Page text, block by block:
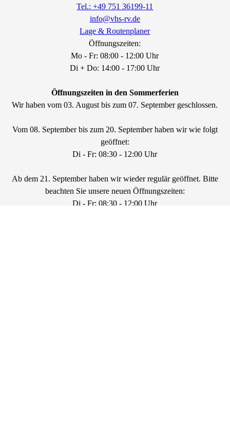
Tel.: +49 751 36199-11
info@vhs-rv.de
Lage & Routenplaner
Öffnungszeiten:
Mo - Fr: 08:00 - 12:00 Uhr
Di + Do: 14:00 - 17:00 Uhr
Öffnungszeiten in den Sommerferien
Wir haben vom 03. August bis zum 07. September geschlossen.
Vom 08. September bis zum 20. September haben wir wie folgt
geöffnet:
Di - Fr: 08:30 - 12:00 Uhr
Ab dem 21. September haben wir wieder regulär geöffnet. Bitte
beachten Sie unsere neuen Öffnungszeiten:
Di - Fr: 08:30 - 12:00 Uhr